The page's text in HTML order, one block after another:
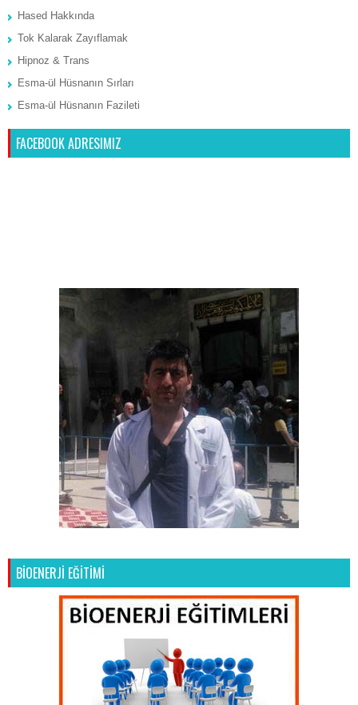
Hased Hakkında
Tok Kalarak Zayıflamak
Hipnoz & Trans
Esma-ül Hüsnanın Sırları
Esma-ül Hüsnanın Fazileti
FACEBOOK ADRESIMIZ
BİOENERJİ EĞİTİMİ